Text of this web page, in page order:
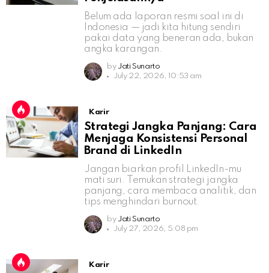
Belum ada laporan resmi soal ini di
Indonesia — jadi kita hitung sendiri
pakai data yang beneran ada, bukan
angka karangan.
by Jati Sunarto
July 22, 2026, 10:53 am
Karir
Strategi Jangka Panjang: Cara
Menjaga Konsistensi Personal
Brand di LinkedIn
Jangan biarkan profil LinkedIn-mu
mati suri. Temukan strategi jangka
panjang, cara membaca analitik, dan
tips menghindari burnout.
by Jati Sunarto
July 27, 2026, 5:08 pm
Karir